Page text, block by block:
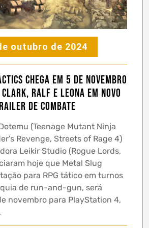
outubro de 2024
chega em 5 de novembro
Ralf e Leona em novo
de combate
(Teenage Mutant Ninja
Revenge, Streets of Rage 4)
Leikir Studio (Rogue Lords,
hoje que Metal Slug
para RPG tático em turnos
de run-and-gun, será
novembro para PlayStation 4,